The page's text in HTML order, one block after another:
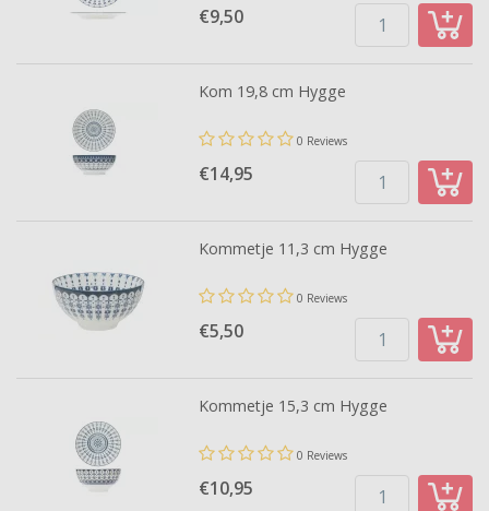
€9,50
Kom 19,8 cm Hygge
0 Reviews
€14,95
Kommetje 11,3 cm Hygge
0 Reviews
€5,50
Kommetje 15,3 cm Hygge
0 Reviews
€10,95